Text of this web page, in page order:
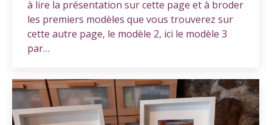
à lire la présentation sur cette page et à broder
les premiers modèles que vous trouverez sur
cette autre page, le modèle 2, ici le modèle 3
par…